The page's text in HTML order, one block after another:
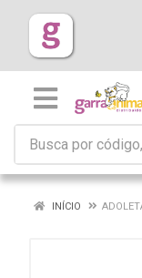
INÍCIO